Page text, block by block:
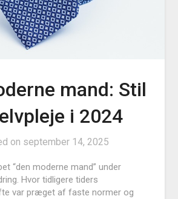
mand: Stil
i 2024
on september 14, 2025
“den moderne mand” under
Hvor tidligere tiders
var præget af faste normer og